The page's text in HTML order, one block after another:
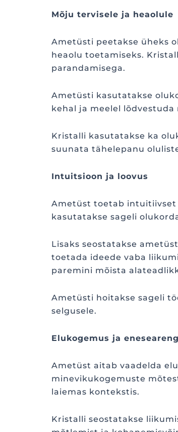
Mõju tervisele ja heaolule
Ametüsti peetakse üheks
heaolu toetamiseks.
parandamisega.
Ametüsti kasutatakse
kehal ja meelel
Kristalli kasutatakse ka
suunata tähelepanu
Intuitsioon ja loovus
Ametüst toetab intuitiivset
kasutatakse sageli
Lisaks seostatakse
toetada ideede vaba
paremini mõista
Ametüsti hoitakse sageli
selgusele.
Elukogemus ja eneseareng
Ametüst aitab vaadelda
minevikukogemuste
laiemas kontekstis.
Kristalli seostatakse